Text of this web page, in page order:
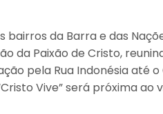
da Barra e das
da Paixão de Cristo,
pela Rua Indonésia até
Vive” será próxima ao